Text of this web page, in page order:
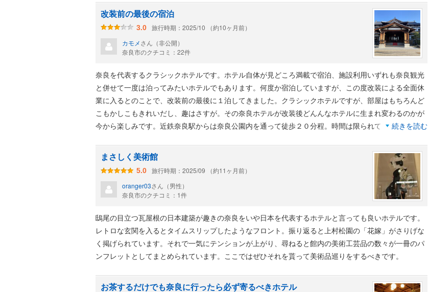
朝食も茶粥と洋食など、本当に楽しく過ごせたのですが、
期待しすぎて、楽しみにしすぎたみたいで、気になるところが所々。
最高に楽しかったという気持ちにならなかったのが残念です。
ラスなイメージを持ちましたが、それは私が単に歳をとっただけなのかもしれません…。
館内の佇まいはどこを取っても歴史を感じ大変素敵な空間です。
小さいですがホテルショップのお品も素敵なものばかりだし、奈良を訪れたらやはりここは外せないな
と思います。
改装前の最後の宿泊
3.0
旅行時期：2025/10 （約10ヶ月前）
カモメさん（非公開）
奈良市のクチコミ：22件
奈良を代表するクラシックホテルです。ホテル自体が見どころ満載で宿泊、施設利用いずれも奈良観光
と併せて一度は泊ってみたいホテルでもあります。何度か宿泊していますが、この度改装による全面休
業に入るとのことで、改装前の最後に１泊してきました。クラシックホテルですが、部屋はもちろんど
こもかしこもきれいだし、趣はさすが。その奈良ホテルが改装後どんんなホテルに生まれ変わるのかが
今から楽しみです。近鉄奈良駅からは奈良公園内を通って徒歩２０分程。時間は限られてますが無料の
続きを読む
まさしく美術館
5.0
旅行時期：2025/09 （約11ヶ月前）
oranger03さん（男性）
奈良市のクチコミ：1件
鴟尾の目立つ瓦屋根の日本建築が趣きの奈良をいや日本を代表するホテルと言っても良いホテルです。
レトロな玄関を入るとタイムスリップしたようなフロント。振り返ると上村松園の「花嫁」がさりげな
く掲げられています。それで一気にテンションが上がり、尋ねると館内の美術工芸品の数々が一冊のパ
ンフレットとしてまとめられています。ここではぜひそれを貰って美術品巡りをするべきです。
お茶するだけでも奈良に行ったら必ず寄るべきホテル